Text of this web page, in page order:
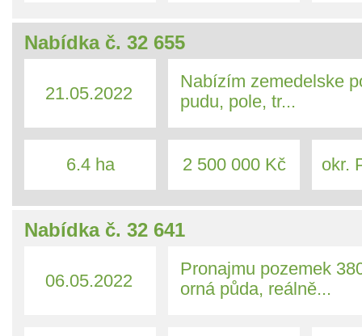
sleva. Více info na tel.
Nabídka č. 32 655
21.05.2022
Nabízím zemedelske
pudu, pole, tr...
6.4 ha 2 500 000 Kč okr.
Nabídka č. 32 641
06.05.2022
Pronajmu pozemek
orná půda, reálně...